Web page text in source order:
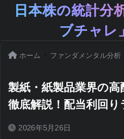
日本株の統計分
ブチャレ
ホーム ファンダメンタル分析
製紙・紙製品業界の高
徹底解説！配当利回
2026年5月26日